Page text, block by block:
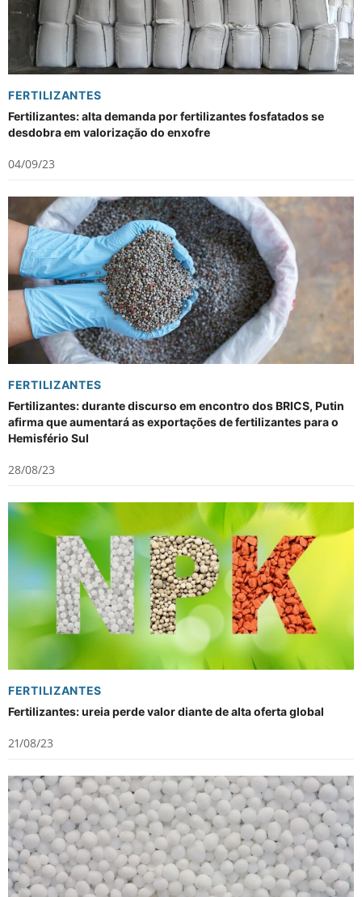
FERTILIZANTES
Fertilizantes: alta demanda por fertilizantes fosfatados se
desdobra em valorização do enxofre
04/09/23
FERTILIZANTES
Fertilizantes: durante discurso em encontro dos BRICS, Putin
afirma que aumentará as exportações de fertilizantes para o
Hemisfério Sul
28/08/23
FERTILIZANTES
Fertilizantes: ureia perde valor diante de alta oferta global
21/08/23